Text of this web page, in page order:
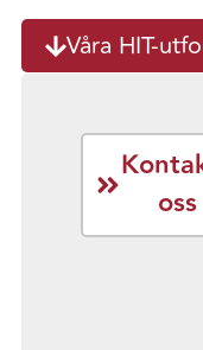
Våra HIT-
oss